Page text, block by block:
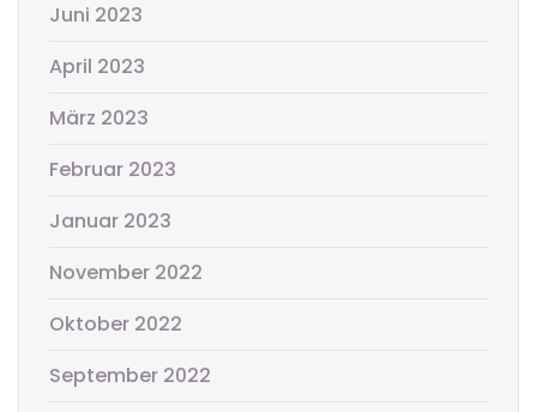
Juni 2023
April 2023
März 2023
Februar 2023
Januar 2023
November 2022
Oktober 2022
September 2022